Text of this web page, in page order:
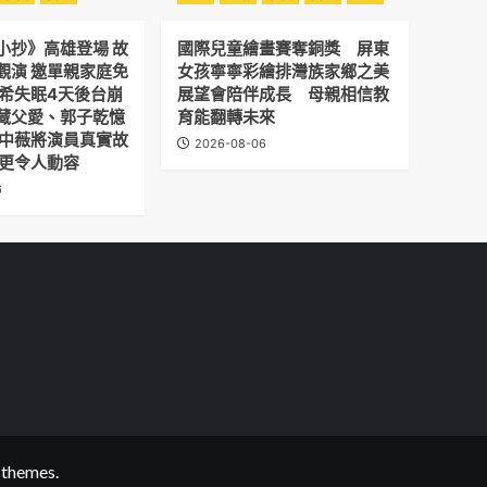
抄》高雄登場 故
演 邀單親家庭免
失眠4天後台崩
父愛、郭子乾憶
薇將演員真實故
令人動容
國際兒童繪畫賽奪銅獎 屏東
女孩寧寧彩繪排灣族家鄉之美
展望會陪伴成長 母親相信教
育能翻轉未來
2026-08-06